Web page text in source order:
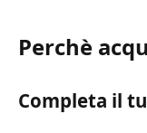
Perchè
Completa il